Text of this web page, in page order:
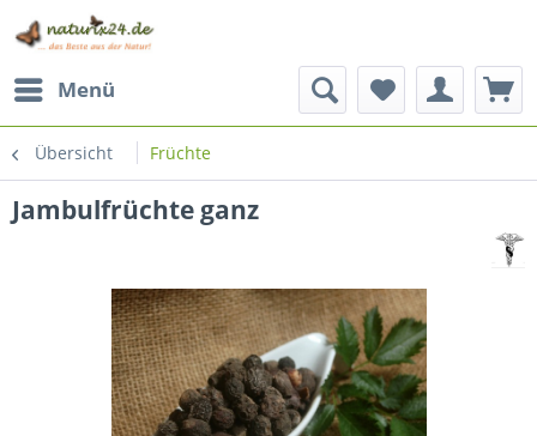
Menü
Übersicht Früchte
Jambulfrüchte ganz